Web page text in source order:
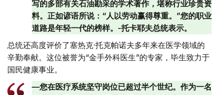
写的多部有关石油勘采的学术著作，堪称行业珍贵资
料。正如谚语所说：“人以劳动赢得尊重。”您的职业
道路是年轻一代的榜样。-托卡耶夫总统表示。
总统还高度评价了塞热克·托克帕诺夫多年来在医学领域的
辛勤奉献。这位被誉为“金手外科医生”的专家，毕生致力于
国民健康事业。
—您在医疗系统坚守岗位已超过半个世纪。作为一名